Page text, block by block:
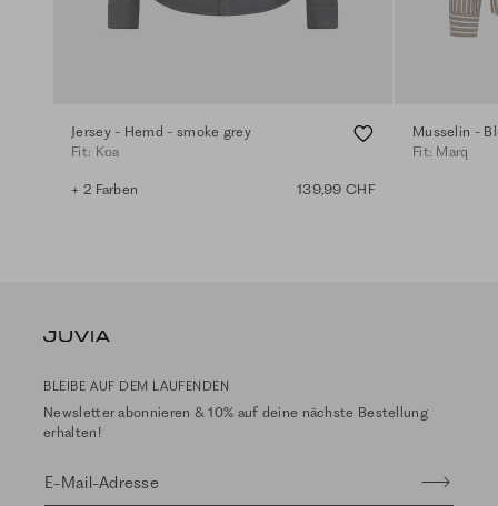
Jersey - Hemd - smoke grey
Fit: Koa
+ 2 Farben 139,99 CHF
Musselin -
Fit: Marq
BLEIBE AUF DEM LAUFENDEN
Newsletter abonnieren & 10% auf deine nächste Bestellung
erhalten!
E-Mail-Adresse